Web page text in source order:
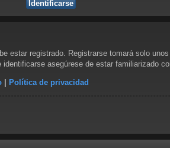
estar registrado. Registrarse tomará solo
identificarse asegúrese de estar familiarizado
| Política de privacidad